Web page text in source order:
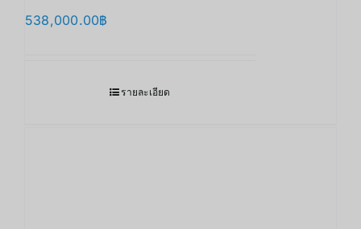
538,000.00฿
รายละเอียด